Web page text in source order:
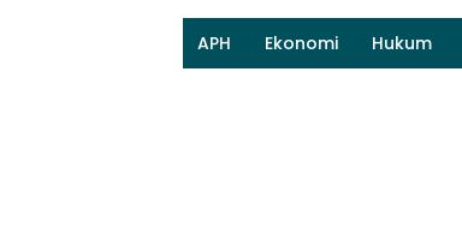
APH Ekonomi Hukum